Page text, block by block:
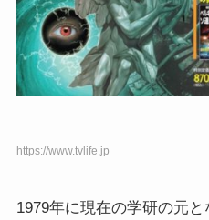
https://www.tvlife.jp
1979年に現在の学研の元